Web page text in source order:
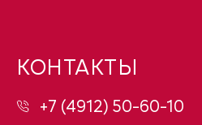
КОНТАКТЫ
+7 (4912) 50-60-10